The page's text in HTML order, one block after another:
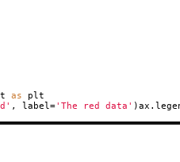
as plt
, label='The red data'